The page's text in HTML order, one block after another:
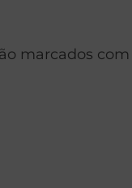
marcados com